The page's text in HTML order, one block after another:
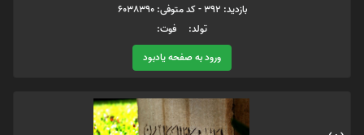
بازدید: 392 - کد متوفی: 6038390
تولد: فوت:
ورود به صفحه یادبود